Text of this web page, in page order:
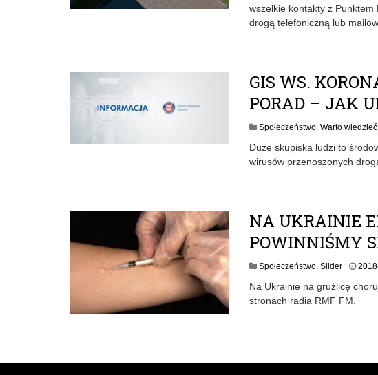
wszelkie kontakty z
drogą telefoniczną lub
GIS WS.
PORAD – JAK
Społeczeństwo Warto wiedzieć,
Duże skupiska ludzi to
wirusów przenoszonych
NA UKRAINIE
POWINNIŚMY
Społeczeństwo Slider
Na Ukrainie na gruźlicę
stronach radia RMF FM.